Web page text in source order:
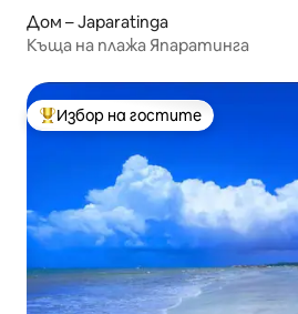
Дом – Japaratinga
Къща на плажа Япаратинга
Най-популярен избор на гостите
Избор на гостите